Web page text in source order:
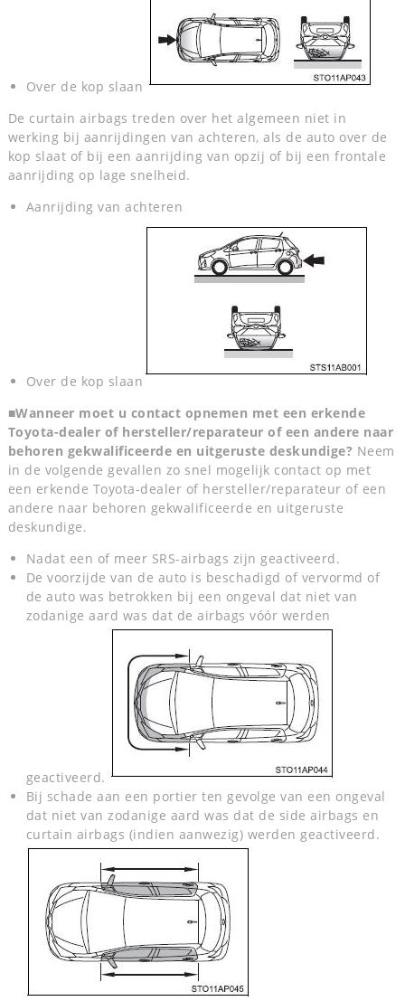
Over de kop slaan
De curtain airbags treden over het algemeen niet in
werking bij aanrijdingen van achteren, als de auto over de
kop slaat of bij een aanrijding van opzij of bij een frontale
aanrijding op lage snelheid.
Aanrijding van achteren
Over de kop slaan
■Wanneer moet u contact opnemen met een erkende
Toyota-dealer of hersteller/reparateur of een andere naar
behoren gekwalificeerde en uitgeruste deskundige? Neem
in de volgende gevallen zo snel mogelijk contact op met
een erkende Toyota-dealer of hersteller/reparateur of een
andere naar behoren gekwalificeerde en uitgeruste
deskundige.
Nadat een of meer SRS-airbags zijn geactiveerd.
De voorzijde van de auto is beschadigd of vervormd of
de auto was betrokken bij een ongeval dat niet van
zodanige aard was dat de airbags vóór werden
geactiveerd.
Bij schade aan een portier ten gevolge van een ongeval
dat niet van zodanige aard was dat de side airbags en
curtain airbags (indien aanwezig) werden geactiveerd.